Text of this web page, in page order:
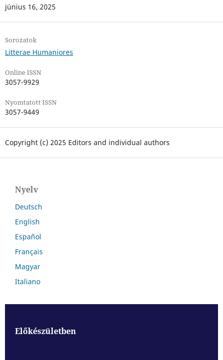
június 16, 2025
Sorozatok
Litterae Humaniores
Online ISSN
3057-9929
Nyomtatott ISSN
3057-9449
Copyright (c) 2025 Editors and individual authors
Nyelv
Deutsch
English
Español
Français
Magyar
Italiano
Előkészületben